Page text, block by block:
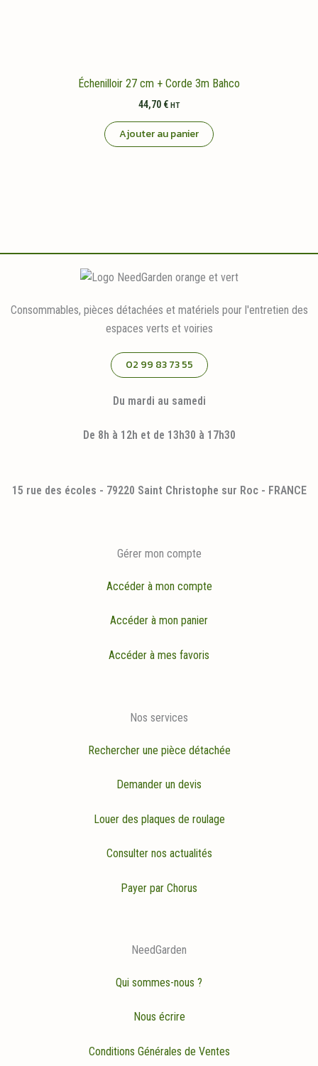
Échenilloir 27 cm + Corde 3m Bahco
44,70 € HT
Ajouter au panier
Consommables, pièces détachées et matériels pour l'entretien des
espaces verts et voiries
02 99 83 73 55
Du mardi au samedi
De 8h à 12h et de 13h30 à 17h30
15 rue des écoles - 79220 Saint Christophe sur Roc - FRANCE
Gérer mon compte
Accéder à mon compte
Accéder à mon panier
Accéder à mes favoris
Nos services
Rechercher une pièce détachée
Demander un devis
Louer des plaques de roulage
Consulter nos actualités
Payer par Chorus
NeedGarden
Qui sommes-nous ?
Nous écrire
Conditions Générales de Ventes